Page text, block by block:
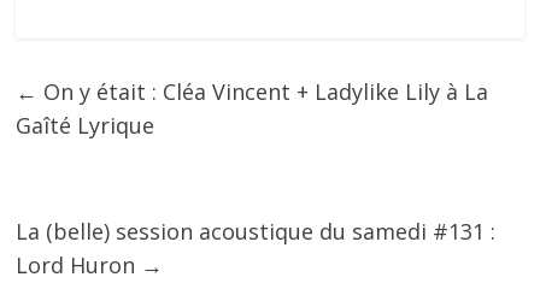
← On y était : Cléa Vincent + Ladylike Lily à La
Gaîté Lyrique
La (belle) session acoustique du samedi #131 :
Lord Huron →